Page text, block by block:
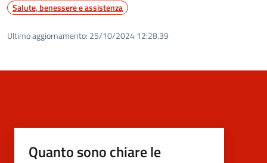
Salute, benessere e assistenza
Ultimo aggiornamento: 25/10/2024 12:28.39
Quanto sono chiare le